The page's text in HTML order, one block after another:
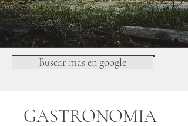
Buscar mas en google
GASTRONOMIA